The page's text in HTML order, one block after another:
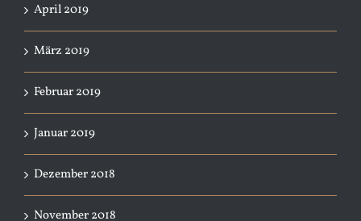
April 2019
März 2019
Februar 2019
Januar 2019
Dezember 2018
November 2018